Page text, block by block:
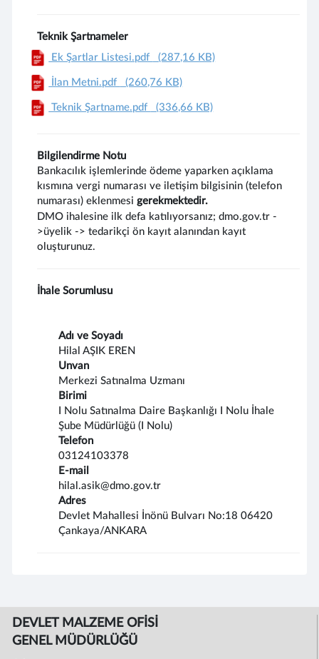
Teknik Şartnameler
Ek Şartlar Listesi.pdf
(287,16 KB)
İlan Metni.pdf (260,76 KB)
Teknik Şartname.pdf (336,66 KB)
Bilgilendirme Notu
Bankacılık işlemlerinde ödeme yaparken açıklama
kısmına vergi numarası ve iletişim bilgisinin (telefon
numarası) eklenmesigerekmektedir.
DMO ihalesine ilk defa katılıyorsanız; dmo.gov.tr -
>üyelik -> tedarikçi ön kayıt alanından kayıt
oluşturunuz.
İhale Sorumlusu
Adı ve Soyadı
Hilal AŞIK EREN
Unvan
Merkezi Satınalma Uzmanı
Birimi
I Nolu Satınalma Daire Başkanlığı I Nolu İhale
Şube Müdürlüğü (I Nolu)
Telefon
03124103378
E-mail
hilal.asik@dmo.gov.tr
Adres
Devlet Mahallesi İnönü Bulvarı No:18 06420
Çankaya/ANKARA
DEVLET MALZEME OFİSİ
GENEL MÜDÜRLÜĞÜ